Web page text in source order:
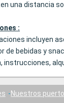
una distancia
:
incluyen
de bebidas y
instrucciones,
Nuestros